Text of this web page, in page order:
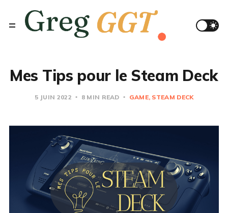
Mes Tips pour le Steam Deck
5 JUIN 2022 8 MIN READ GAME STEAM DECK